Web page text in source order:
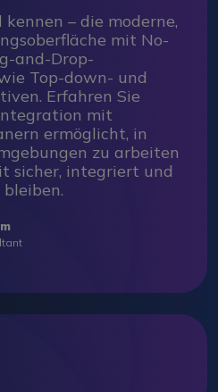
kennen – die moderne,
mit No-
and-Drop-
Top-down- und
Erfahren Sie
mit
ermöglicht, in
zu arbeiten
sicher, integriert und